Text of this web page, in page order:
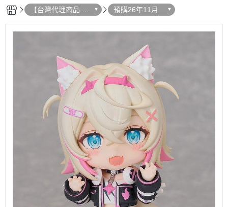
【台灣代理商品 預
購】
預購26年11月